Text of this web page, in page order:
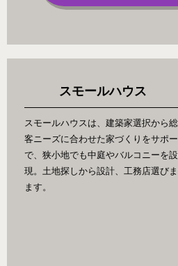
スモールハウス
スモールハウスは、建築家選択から
客ニーズに合わせた家づくりをサポ
で、狭小地でも中庭やバルコニーを
現。土地探しから設計、工務店選び
ます。